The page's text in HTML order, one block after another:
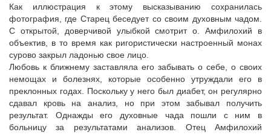
Как иллюстрация к этому высказыванию сохранилась
фотография, где Старец беседует со своим духовным чадом.
С открытой, доверчивой улыбкой смотрит о. Амфилохий в
объектив, в то время как ригористически настроенный монах
сурово закрыл ладонью свое лицо.
Любовь к ближнему заставляла его забывать о себе, о своих
немощах и болезнях, которые особенно утруждали его в
преклонных годах. Поскольку у него был диабет, он регулярно
сдавал кровь на анализ, но при этом забывал получить
результат. Однажды его духовные чада пошли с ним в
больницу за результатами анализов. Отец Амфилохий